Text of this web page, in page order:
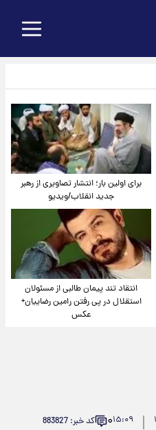
برای اولین بار؛ انتشار تصاویری از رهبر
جدید انقلاب/ویدیو
انتقاد تند پیمان طالبی از مسئولان
استقلال در پی رفتن رامین رضاییان+
عکس
۱۵:۰۹۰ کد خبر: 883827